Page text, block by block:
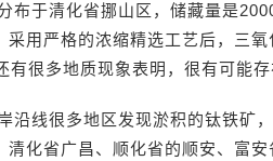
布于清化省挪山区，储藏量是
采用严格的浓缩精选工艺后，三
有很多地质现象表明，很有可
沿线很多地区发现淤积的钛铁矿
清化省广昌、顺化省的顺安、富